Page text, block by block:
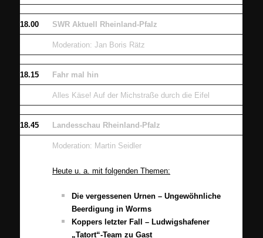
18.00 SWR Aktuell Rheinland-Pfalz
Moderation: Jan Boris Rätz
18.15 Fahr mal hin
Alles Käse! Auf der Michstraße durch die Eifel
18.45 Landesschau Rheinland-Pfalz
Moderation: Martin Seidler
Heute u. a. mit folgenden Themen:
Die vergessenen Urnen – Ungewöhnliche
Beerdigung in Worms
Koppers letzter Fall – Ludwigshafener
„Tatort“-Team zu Gast